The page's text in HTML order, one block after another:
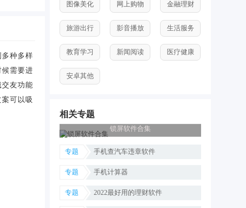
种多样
需要进
友功能
可以吸
图像美化 网上购物 金融理财
旅游出行 影音播放 生活服务
教育学习 新闻阅读 医疗健康
安卓其他
相关专题
锁屏软件合集
专题 手机查汽车违章软件
专题 手机计算器
专题 2022最好用的理财软件